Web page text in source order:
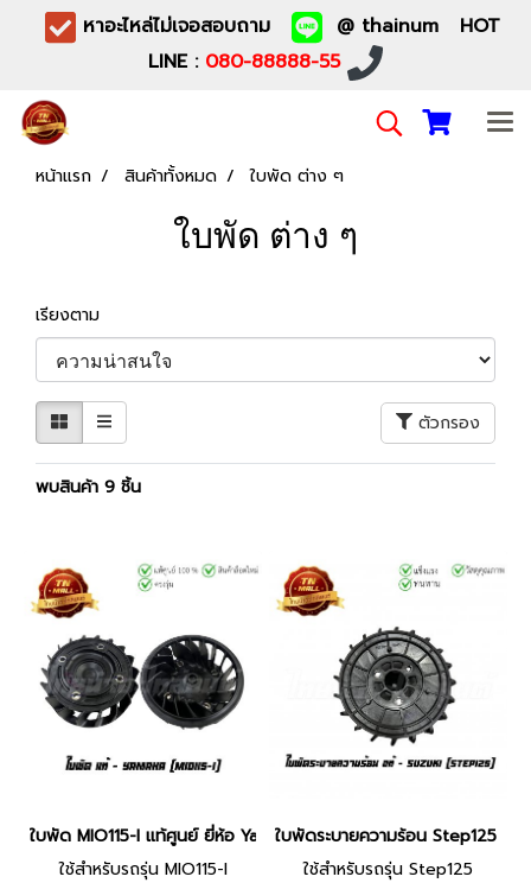
หาอะไหล่ไม่เจอสอบถาม
@ thainum HOT
LINE : 080-88888-55
หน้าแรก สินค้าทั้งหมด ใบพัด ต่าง ๆ
ใบพัด ต่าง ๆ
เรียงตาม
ตัวกรอง
พบสินค้า 9 ชิ้น
ใบพัด MIO115-I แท้ศูนย์ ยี่ห้อ Yamaha (54S-E2611-00)
ใช้สำหรับรถรุ่น MIO115-I
ใบพัดระบายความร้อน Step125 แ
ใช้สำหรับรถรุ่น Step125